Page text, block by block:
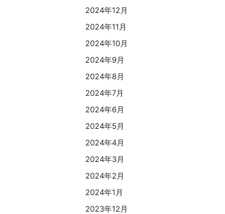
2024年12月
2024年11月
2024年10月
2024年9月
2024年8月
2024年7月
2024年6月
2024年5月
2024年4月
2024年3月
2024年2月
2024年1月
2023年12月